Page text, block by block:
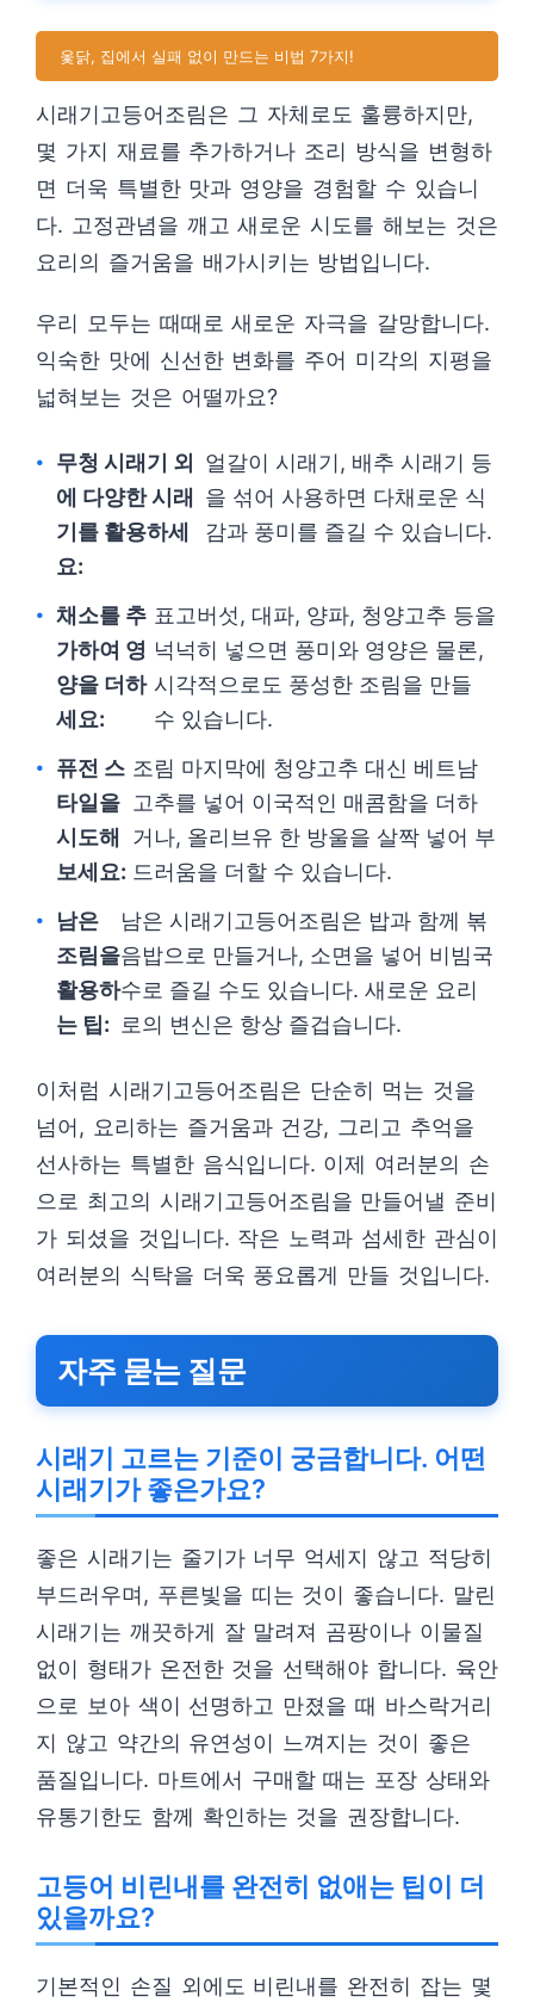
옻닭, 집에서 실패 없이 만드는 비법 7가지!
시래기고등어조림은 그 자체로도 훌륭하지만,
몇 가지 재료를 추가하거나 조리 방식을 변형하
면 더욱 특별한 맛과 영양을 경험할 수 있습니
다. 고정관념을 깨고 새로운 시도를 해보는 것은
요리의 즐거움을 배가시키는 방법입니다.
우리 모두는 때때로 새로운 자극을 갈망합니다.
익숙한 맛에 신선한 변화를 주어 미각의 지평을
넓혀보는 것은 어떨까요?
무청 시래기 외
에 다양한 시래
기를 활용하세
요:
얼갈이 시래기, 배추 시래기 등
을 섞어 사용하면 다채로운 식
감과 풍미를 즐길 수 있습니다.
채소를 추
가하여 영
양을 더하
세요:
표고버섯, 대파, 양파, 청양고추 등을
넉넉히 넣으면 풍미와 영양은 물론,
시각적으로도 풍성한 조림을 만들
수 있습니다.
퓨전 스
타일을
시도해
보세요:
조림 마지막에 청양고추 대신 베트남
고추를 넣어 이국적인 매콤함을 더하
거나, 올리브유 한 방울을 살짝 넣어 부
드러움을 더할 수 있습니다.
남은
조림을
활용하
는 팁:
남은 시래기고등어조림은 밥과 함께 볶
음밥으로 만들거나, 소면을 넣어 비빔국
수로 즐길 수도 있습니다. 새로운 요리
로의 변신은 항상 즐겁습니다.
이처럼 시래기고등어조림은 단순히 먹는 것을
넘어, 요리하는 즐거움과 건강, 그리고 추억을
선사하는 특별한 음식입니다. 이제 여러분의 손
으로 최고의 시래기고등어조림을 만들어낼 준비
가 되셨을 것입니다. 작은 노력과 섬세한 관심이
여러분의 식탁을 더욱 풍요롭게 만들 것입니다.
자주 묻는 질문
시래기 고르는 기준이 궁금합니다. 어떤
시래기가 좋은가요?
좋은 시래기는 줄기가 너무 억세지 않고 적당히
부드러우며, 푸른빛을 띠는 것이 좋습니다. 말린
시래기는 깨끗하게 잘 말려져 곰팡이나 이물질
없이 형태가 온전한 것을 선택해야 합니다. 육안
으로 보아 색이 선명하고 만졌을 때 바스락거리
지 않고 약간의 유연성이 느껴지는 것이 좋은
품질입니다. 마트에서 구매할 때는 포장 상태와
유통기한도 함께 확인하는 것을 권장합니다.
고등어 비린내를 완전히 없애는 팁이 더
있을까요?
기본적인 손질 외에도 비린내를 완전히 잡는 몇